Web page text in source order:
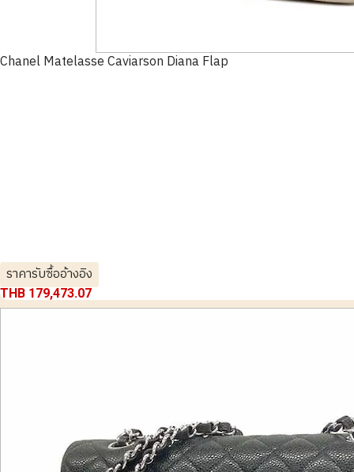
Chanel Matelasse Caviarson Diana Flap
ราคารับซื้ออ้างอิง
THB 179,473.07